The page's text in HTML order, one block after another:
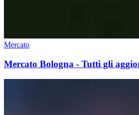
Mercato
Mercato Bologna - Tutti gli